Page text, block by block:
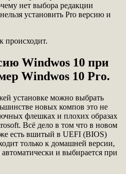
нет выбора редакции
установить Pro версию и
происходит.
Windwos 10 при
Windwos 10 Pro.
установке можно выбрать
новых компов это не
флешках и плохих образах
Всё дело в том что в новом
есть вшитый в UEFI (BIOS)
только к домашней версии,
и выбирается при